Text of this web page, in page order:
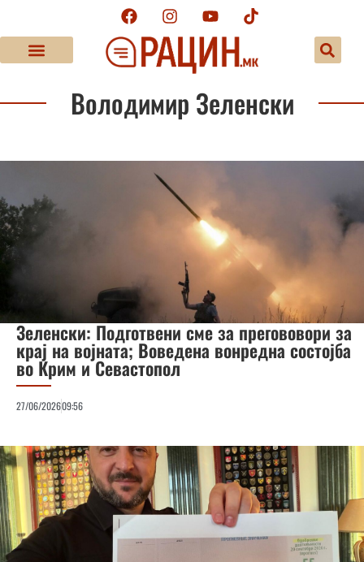
Володимир Зеленски
Зеленски: Подготвени сме за прегововори за
крај на војната; Воведена вонредна состојба
во Крим и Севастопол
27/06/202609:56